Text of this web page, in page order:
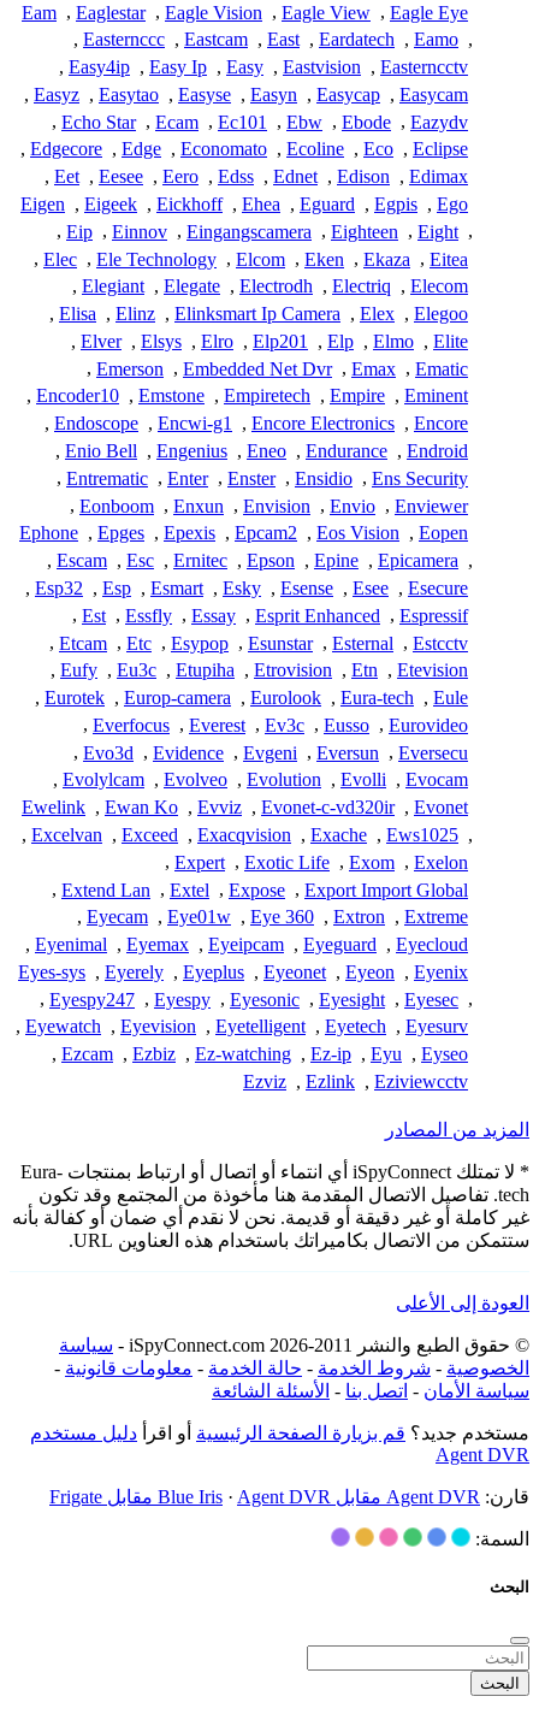
Eagle Eye
,
Eagle View
,
Eagle Vision
,
Eaglestar
,
Eam
,
Eamo
,
Eardatech
,
East
,
Eastcam
,
Easternccc
,
Easterncctv
,
Eastvision
,
Easy
,
Easy Ip
,
Easy4ip
,
Easycam
,
Easycap
,
Easyn
,
Easyse
,
Easytao
,
Easyz
,
Eazydv
,
Ebode
,
Ebw
,
Ec101
,
Ecam
,
Echo Star
,
Eclipse
,
Eco
,
Ecoline
,
Economato
,
Edge
,
Edgecore
,
Edimax
,
Edison
,
Ednet
,
Edss
,
Eero
,
Eesee
,
Eet
,
Ego
,
Egpis
,
Eguard
,
Ehea
,
Eickhoff
,
Eigeek
,
Eigen
,
Eight
,
Eighteen
,
Eingangscamera
,
Einnov
,
Eip
,
Eitea
,
Ekaza
,
Eken
,
Elcom
,
Ele Technology
,
Elec
,
Elecom
,
Electriq
,
Electrodh
,
Elegate
,
Elegiant
,
Elegoo
,
Elex
,
Elinksmart Ip Camera
,
Elinz
,
Elisa
,
Elite
,
Elmo
,
Elp
,
Elp201
,
Elro
,
Elsys
,
Elver
,
Ematic
,
Emax
,
Embedded Net Dvr
,
Emerson
,
Eminent
,
Empire
,
Empiretech
,
Emstone
,
Encoder10
,
Encore
,
Encore Electronics
,
Encwi-g1
,
Endoscope
,
Endroid
,
Endurance
,
Eneo
,
Engenius
,
Enio Bell
,
Ens Security
,
Ensidio
,
Enster
,
Enter
,
Entrematic
,
Enviewer
,
Envio
,
Envision
,
Enxun
,
Eonboom
,
Eopen
,
Eos Vision
,
Epcam2
,
Epexis
,
Epges
,
Ephone
,
Epicamera
,
Epine
,
Epson
,
Ernitec
,
Esc
,
Escam
,
Esecure
,
Esee
,
Esense
,
Esky
,
Esmart
,
Esp
,
Esp32
,
Espressif
,
Esprit Enhanced
,
Essay
,
Essfly
,
Est
,
Estcctv
,
Esternal
,
Esunstar
,
Esypop
,
Etc
,
Etcam
,
Etevision
,
Etn
,
Etrovision
,
Etupiha
,
Eu3c
,
Eufy
,
Eule
,
Eura-tech
,
Eurolook
,
Europ-camera
,
Eurotek
,
Eurovideo
,
Eusso
,
Ev3c
,
Everest
,
Everfocus
,
Eversecu
,
Eversun
,
Evgeni
,
Evidence
,
Evo3d
,
Evocam
,
Evolli
,
Evolution
,
Evolveo
,
Evolylcam
,
Evonet
,
Evonet-c-vd320ir
,
Evviz
,
Ewan Ko
,
Ewelink
,
Ews1025
,
Exache
,
Exacqvision
,
Exceed
,
Excelvan
,
Exelon
,
Exom
,
Exotic Life
,
Expert
,
Export Import Global
,
Expose
,
Extel
,
Extend Lan
,
Extreme
,
Extron
,
Eye 360
,
Eye01w
,
Eyecam
,
Eyecloud
,
Eyeguard
,
Eyeipcam
,
Eyemax
,
Eyenimal
,
Eyenix
,
Eyeon
,
Eyeonet
,
Eyeplus
,
Eyerely
,
Eyes-sys
,
Eyesec
,
Eyesight
,
Eyesonic
,
Eyespy
,
Eyespy247
,
Eyesurv
,
Eyetech
,
Eyetelligent
,
Eyevision
,
Eyewatch
,
Eyseo
,
Eyu
,
Ez-ip
,
Ez-watching
,
Ezbiz
,
Ezcam
,
Eziviewcctv
,
Ezlink
,
Ezviz
المزيد من المصادر
* لا تمتلك iSpyConnect أي انتماء أو اتصال أو ارتباط بمنتجات Eura-
tech. تفاصيل الاتصال المقدمة هنا مأخوذة من المجتمع وقد تكون
غير كاملة أو غير دقيقة أو قديمة. نحن لا نقدم أي ضمان أو كفالة بأنه
ستتمكن من الاتصال بكاميراتك باستخدام هذه العناوين URL.
العودة إلى الأعلى
© حقوق الطبع والنشر 2011-2026 iSpyConnect.com -
سياسة
الخصوصية - شروط الخدمة - حالة الخدمة - معلومات قانونية -
سياسة الأمان - اتصل بنا - الأسئلة الشائعة
مستخدم جديد؟ قم بزيارة الصفحة الرئيسية أو اقرأ دليل مستخدم
Agent DVR
قارن: Agent DVR مقابل Blue Iris · Agent DVR مقابل Frigate
السمة:
البحث
البحث